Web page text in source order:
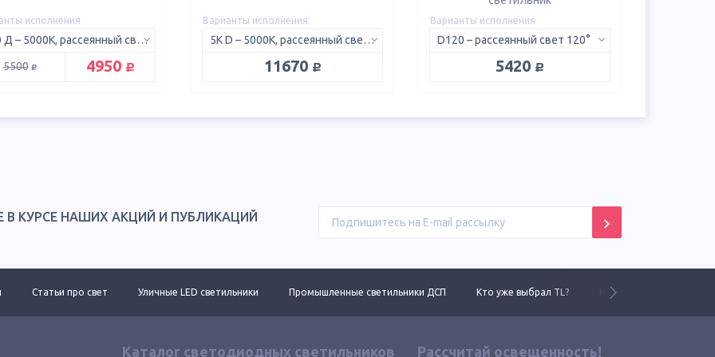
исполнения
750 Д – 5000K, рассеянный свет 120°
5500 руб. 4950 руб.
Варианты исполнения
5K D – 5000K, рассеянный свет 120°
11670 руб.
Варианты исполнения
D120 – рассеянный свет 120°
5420 руб.
В КУРСЕ НАШИХ АКЦИЙ И ПУБЛИКАЦИЙ
Статьи про свет Уличные LED светильники Промышленные светильники ДСП Кто уже выбрал TL? Новинки 2025 года
Каталог светодиодных светильников Рассчитай освещенность!